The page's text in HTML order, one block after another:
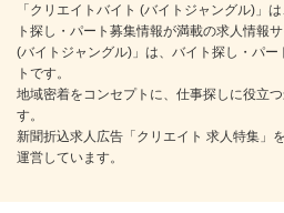
「クリエイトバイト (バイトジャングル)」
ト探し・パート募集情報が満載の求人情報
(バイトジャングル)」は、バイト探し・パ
トです。
地域密着をコンセプトに、仕事探しに役立
す。
新聞折込求人広告「クリエイト 求人特集」
運営しています。